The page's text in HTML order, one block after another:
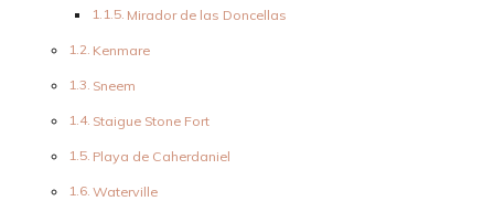
Mirador de las Doncellas
Kenmare
Sneem
Staigue Stone Fort
Playa de Caherdaniel
Waterville